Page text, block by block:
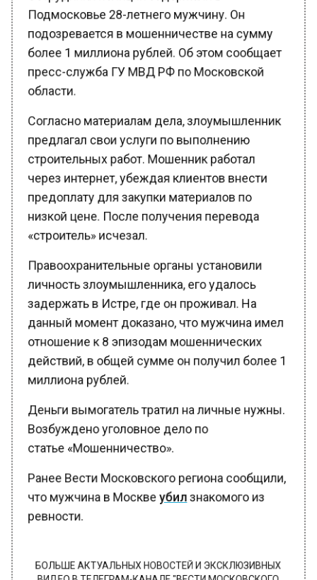
подозревается в мошенничестве на сумму
более 1 миллиона рублей. Об этом сообщает
пресс-служба ГУ МВД РФ по Московской
области.
предлагал свои услуги по выполнению
строительных работ. Мошенник работал
через интернет, убеждая клиентов внести
предоплату для закупки материалов по
низкой цене. После получения перевода
«строитель» исчезал.
Правоохранительные органы установили
личность злоумышленника, его удалось
задержать в Истре, где он проживал. На
данный момент доказано, что мужчина имел
отношение к 8 эпизодам мошеннических
действий, в общей сумме он получил более 1
миллиона рублей.
Деньги вымогатель тратил на личные нужны.
Возбуждено уголовное дело по
статье «Мошенничество».
Ранее Вести Московского региона сообщили,
что мужчина в Москве убилзнакомого из
ревности.
БОЛЬШЕ АКТУАЛЬНЫХ НОВОСТЕЙ И ЭКСКЛЮЗИВНЫХ